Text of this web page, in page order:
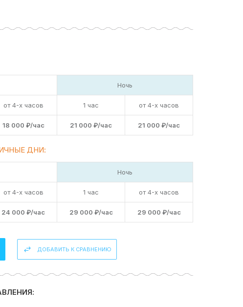
Ночь
от 4-х часов 1 час от 4-х часов
18 000 ₽/час 21 000 ₽/час 21 000 ₽/час
ДНИ:
Ночь
от 4-х часов 1 час от 4-х часов
24 000 ₽/час 29 000 ₽/час 29 000 ₽/час
ДОБАВИТЬ К СРАВНЕНИЮ